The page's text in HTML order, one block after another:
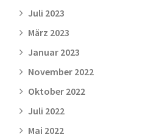
Juli 2023
März 2023
Januar 2023
November 2022
Oktober 2022
Juli 2022
Mai 2022